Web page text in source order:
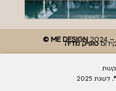
© ME DESIGN2024 –טופיק מדיה
קשת
. לשנת 2025